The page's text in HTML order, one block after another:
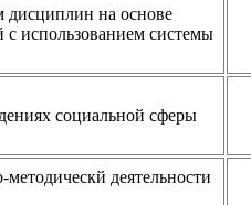
дисциплин на основе
использованием системы
социальной сферы
деятельности